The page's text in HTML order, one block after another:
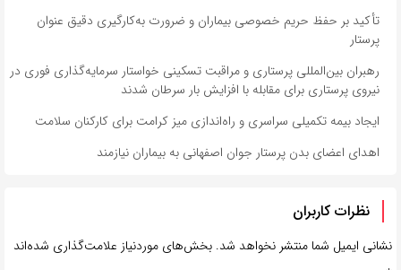
تأکید بر حفظ حریم خصوصی بیماران و ضرورت به‌کارگیری دقیق عنوان
پرستار
رهبران بین‌المللی پرستاری و مراقبت تسکینی خواستار سرمایه‌گذاری فوری در
نیروی پرستاری برای مقابله با افزایش بار سرطان شدند
ایجاد بیمه تکمیلی سراسری و راه‌اندازی میز کرامت برای کارکنان سلامت
اهدای اعضای بدن پرستار جوان اصفهانی به بیماران نیازمند
نظرات کاربران
نشانی ایمیل شما منتشر نخواهد شد. بخش‌های موردنیاز علامت‌گذاری شده‌اند